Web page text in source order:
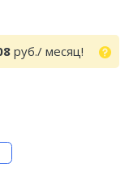
руб./ месяц!